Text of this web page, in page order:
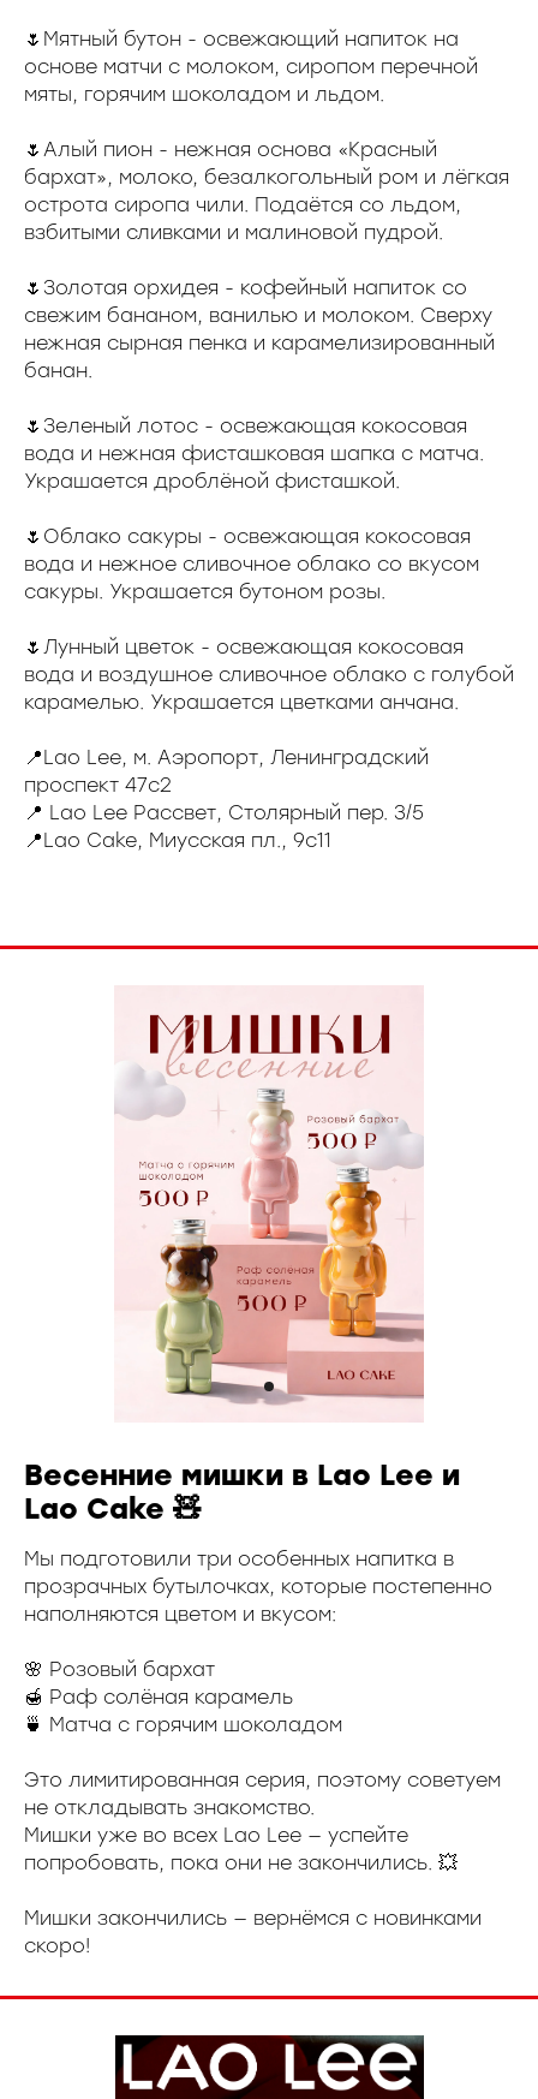
🌷Мятный бутон - освежающий напиток на
основе матчи с молоком, сиропом перечной
мяты, горячим шоколадом и льдом.
🌷Алый пион - нежная основа «Красный
бархат», молоко, безалкогольный ром и лёгкая
острота сиропа чили. Подаётся со льдом,
взбитыми сливками и малиновой пудрой.
🌷Золотая орхидея - кофейный напиток со
свежим бананом, ванилью и молоком. Сверху
нежная сырная пенка и карамелизированный
банан.
🌷Зеленый лотос - освежающая кокосовая
вода и нежная фисташковая шапка с матча.
Украшается дроблёной фисташкой.
🌷Облако сакуры - освежающая кокосовая
вода и нежное сливочное облако со вкусом
сакуры. Украшается бутоном розы.
🌷Лунный цветок - освежающая кокосовая
вода и воздушное сливочное облако с голубой
карамелью. Украшается цветками анчана.
📍Lao Lee, м. Аэропорт, Ленинградский
проспект 47с2
📍 Lao Lee Рассвет, Столярный пер. 3/5
📍Lao Cake, Миусская пл., 9с11
Весенние мишки в Lao Lee и
Lao Cake 🧸
Мы подготовили три особенных напитка в
прозрачных бутылочках, которые постепенно
наполняются цветом и вкусом:
🌸 Розовый бархат
🍯 Раф солёная карамель
🍵 Матча с горячим шоколадом
Это лимитированная серия, поэтому советуем
не откладывать знакомство.
Мишки уже во всех Lao Lee — успейте
попробовать, пока они не закончились. 💥
Мишки закончились — вернёмся с новинками
скоро!